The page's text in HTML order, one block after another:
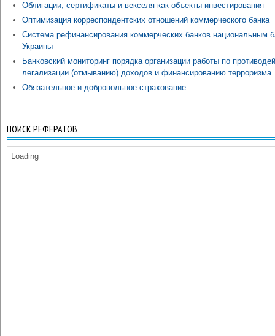
Облигации, сертификаты и векселя как объекты инвестирования
Оптимизация корреспондентских отношений коммерческого банка
Система рефинансирования коммерческих банков национальным
Украины
Банковский мониторинг порядка организации работы по
легализации (отмыванию) доходов и финансированию терроризма
Обязательное и добровольное страхование
ПОИСК РЕФЕРАТОВ
Loading